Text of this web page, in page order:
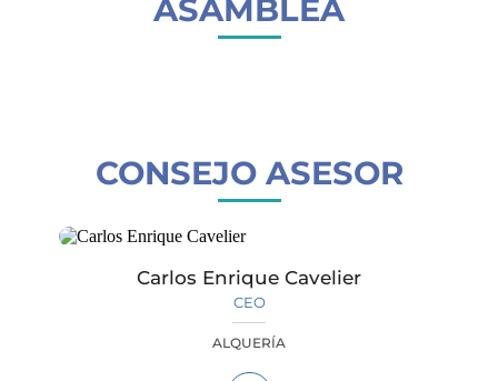
ASAMBLEA
CONSEJO ASESOR
Carlos Enrique Cavelier
CEO
ALQUERÍA